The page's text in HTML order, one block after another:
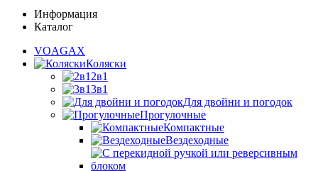
Информация
Каталог
VOAGAX
Коляски
2в1
3в1
Для двойни и погодок
Прогулочные
Компактные
Вездеходные